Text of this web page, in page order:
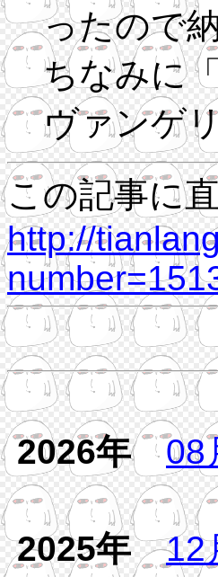
ったので
ちなみに
ヴァンゲ
この記事に
http://
2026年08
2025年12